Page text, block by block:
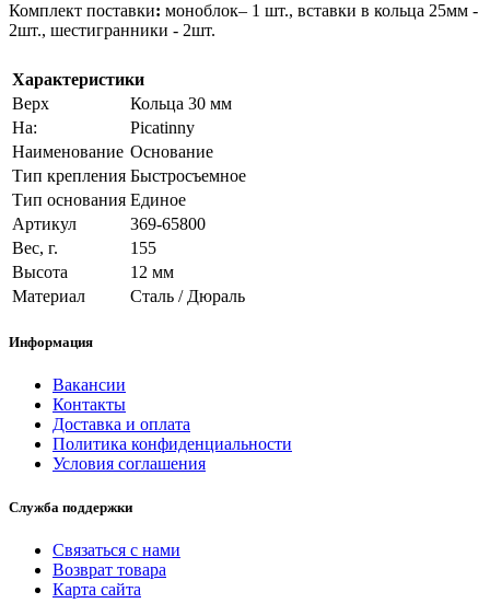
Комплект поставки: моноблок– 1 шт., вставки в кольца 25мм -
2шт., шестигранники - 2шт.
Характеристики
Верх
Кольца 30 мм
На:
Picatinny
Наименование Основание
Тип крепления Быстросъемное
Тип основания Единое
Артикул
369-65800
Вес, г.
155
Высота
12 мм
Материал
Сталь / Дюраль
Информация
Вакансии
Контакты
Доставка и оплата
Политика конфиденциальности
Условия соглашения
Служба поддержки
Связаться с нами
Возврат товара
Карта сайта